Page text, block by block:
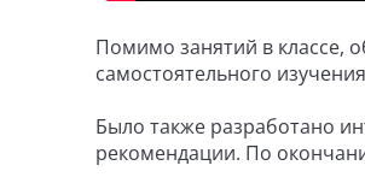
Помимо занятий в классе,
самостоятельного
Было также разработано
рекомендации. По